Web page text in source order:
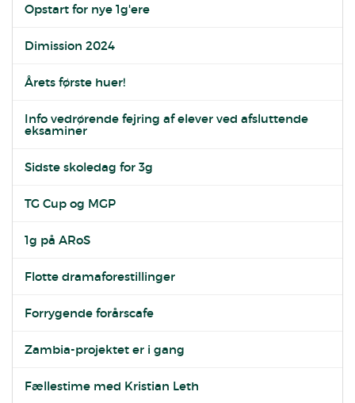
Opstart for nye 1g'ere
Dimission 2024
Årets første huer!
Info vedrørende fejring af elever ved afsluttende
eksaminer
Sidste skoledag for 3g
TG Cup og MGP
1g på ARoS
Flotte dramaforestillinger
Forrygende forårscafe
Zambia-projektet er i gang
Fællestime med Kristian Leth